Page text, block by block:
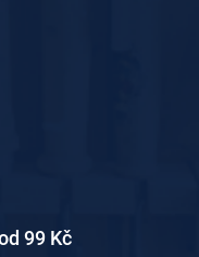
99 Kč